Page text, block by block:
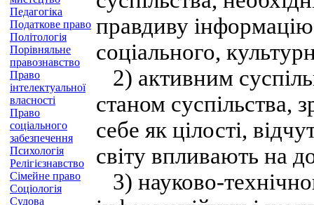
Педагогіка
Податкове право
Політологія
Порівняльне
правознавство
Право
інтелектуальної
власності
Право
соціального
забезпечення
Психологія
Релігієзнавство
Сімейне право
Соціологія
Судова
правдиву
соціального,
2) активним
станом суспільства,
себе як цілості,
світу впливають на
3) науково-